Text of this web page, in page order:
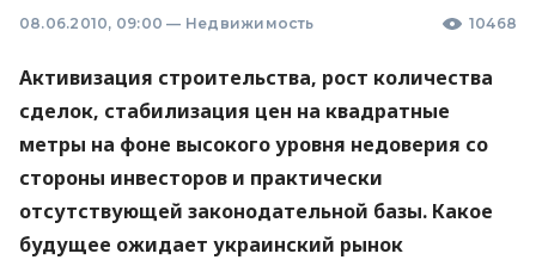
08.06.2010, 09:00 — Недвижимость 10468
Активизация строительства, рост количества
сделок, стабилизация цен на квадратные
метры на фоне высокого уровня недоверия со
стороны инвесторов и практически
отсутствующей законодательной базы. Какое
будущее ожидает украинский рынок